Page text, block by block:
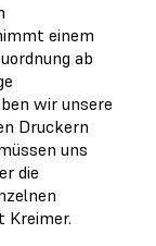
einem
ab
wir unsere
Druckern
uns
die
Kreimer.